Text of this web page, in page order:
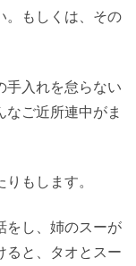
。もしくは、その
手入れを怠らない
ご近所連中がま
もします。
をし、姉のスーが
ると、タオとスー